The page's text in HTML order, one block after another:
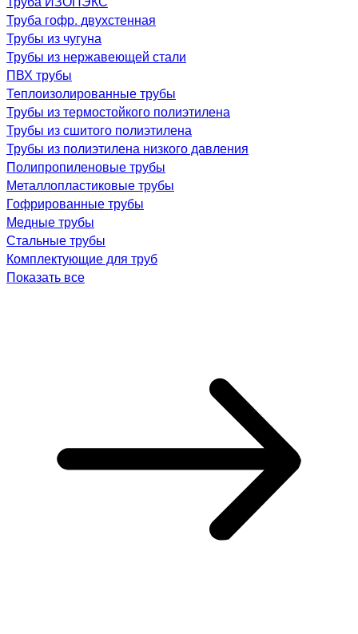
Труба гофр. двухстенная
Трубы из чугуна
Трубы из нержавеющей стали
ПВХ трубы
Теплоизолированные трубы
Трубы из термостойкого полиэтилена
Трубы из сшитого полиэтилена
Трубы из полиэтилена низкого давления
Полипропиленовые трубы
Металлопластиковые трубы
Гофрированные трубы
Медные трубы
Стальные трубы
Комплектующие для труб
Показать все